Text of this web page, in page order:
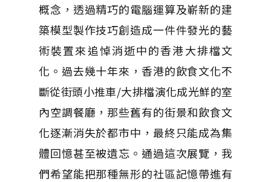
概念，透過精巧的電腦運算及嶄新的建
築模型製作技巧創造成一件件發光的藝
術裝置來追悼消逝中的香港大排檔文
化。過去幾十年來，香港的飲食文化不
斷從街頭小推車/大排檔演化成光鮮的室
內空調餐廳，那些舊有的街景和飲食文
化逐漸消失於都市中，最終只能成為集
體回憶甚至被遺忘。通過這次展覽，我
們希望能把那種無形的社區記憶帶進有